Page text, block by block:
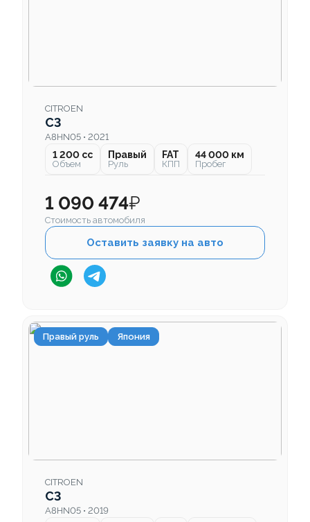
CITROEN
C3
A8HN05 • 2021
1 200 cc
Объем
Правый
Руль
FAT
КПП
44 000 км
Пробег
1 090 474₽
Стоимость автомобиля
Оставить заявку на авто
Правый руль Япония
CITROEN
C3
A8HN05 • 2019